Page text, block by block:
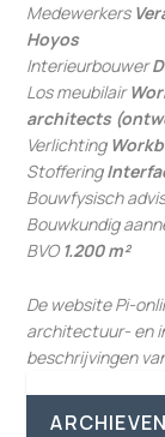
Medewerkers
Hoyos
Interieurbouwer
Los meubilair
architects
Verlichting
Stoffering
Bouwfysisch
Bouwkundig
BVO1.200 m²
De website Pi-
architectuur- en
beschrijvingen
ARCHIEVEN